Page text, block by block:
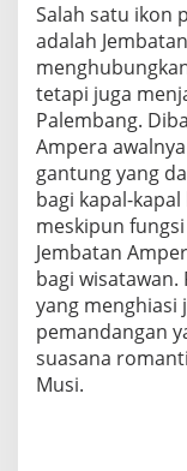
Salah satu ikon
adalah
tetapi juga
Palembang.
Ampera
gantung yang
bagi kapal-
meskipun
Jembatan
bagi
yang menghiasi
pemandangan
suasana
Musi.